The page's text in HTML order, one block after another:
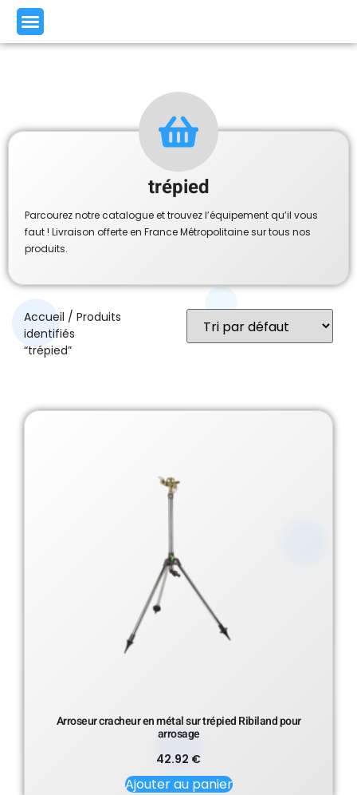
trépied
Parcourez notre catalogue et trouvez l’équipement qu’il vous
faut ! Livraison offerte en France Métropolitaine sur tous nos
produits.
Accueil / Produits
identifiés
“trépied”
Arroseur cracheur en métal sur trépied Ribiland pour
arrosage
42.92 €
Ajouter au panier